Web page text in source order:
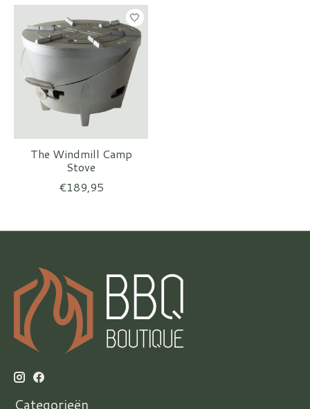
Items van productcarrousel
The Windmill Camp
Stove
€189,95
Categorieën